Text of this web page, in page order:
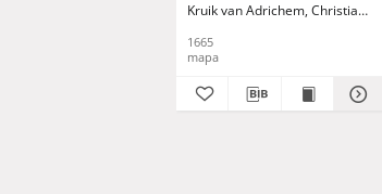
CHRISTIAN ADRICHOMII
petita
Kruik van Adrichem, Christian
1665
mapa